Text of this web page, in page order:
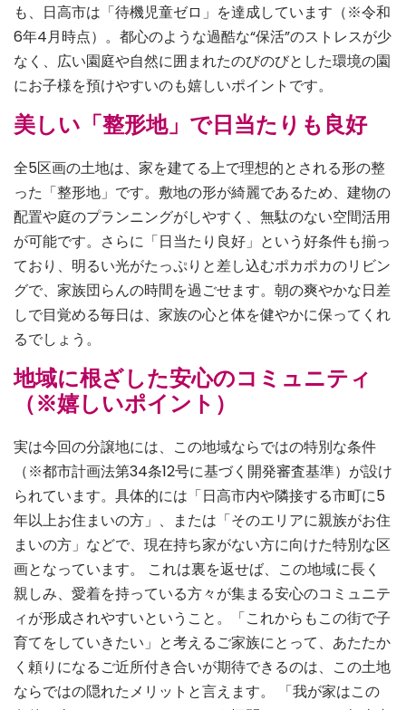
も、日高市は「待機児童ゼロ」を達成しています（※令和
6年4月時点）。都心のような過酷な“保活”のストレスが少
なく、広い園庭や自然に囲まれたのびのびとした環境の園
にお子様を預けやすいのも嬉しいポイントです。
美しい「整形地」で日当たりも良好
全5区画の土地は、家を建てる上で理想的とされる形の整
った「整形地」です。敷地の形が綺麗であるため、建物の
配置や庭のプランニングがしやすく、無駄のない空間活用
が可能です。さらに「日当たり良好」という好条件も揃っ
ており、明るい光がたっぷりと差し込むポカポカのリビン
グで、家族団らんの時間を過ごせます。朝の爽やかな日差
しで目覚める毎日は、家族の心と体を健やかに保ってくれ
るでしょう。
地域に根ざした安心のコミュニティ
（※嬉しいポイント）
実は今回の分譲地には、この地域ならではの特別な条件
（※都市計画法第34条12号に基づく開発審査基準）が設け
られています。具体的には「日高市内や隣接する市町に5
年以上お住まいの方」、または「そのエリアに親族がお住
まいの方」などで、現在持ち家がない方に向けた特別な区
画となっています。 これは裏を返せば、この地域に長く
親しみ、愛着を持っている方々が集まる安心のコミュニテ
ィが形成されやすいということ。「これからもこの街で子
育てをしていきたい」と考えるご家族にとって、あたたか
く頼りになるご近所付き合いが期待できるのは、この土地
ならではの隠れたメリットと言えます。 「我が家はこの